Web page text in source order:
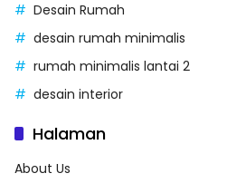
Desain Rumah
desain rumah minimalis
rumah minimalis lantai 2
desain interior
Halaman
About Us